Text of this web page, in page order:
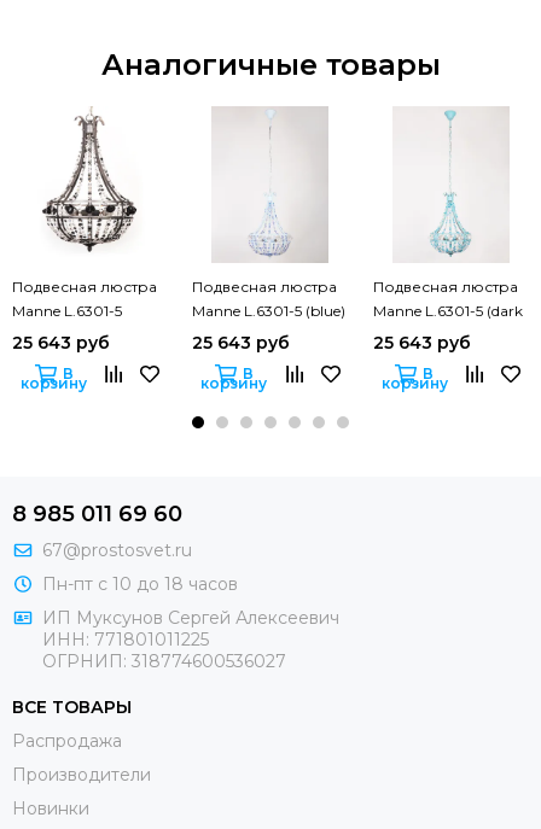
Аналогичные товары
Подвесная люстра
Manne L.6301-5
(black)
25 643 руб
В
корзину
Подвесная люстра
Manne L.6301-5 (blue)
25 643 руб
В
корзину
Подвесная люстра
Manne L.6301-5 (dark
blue)
25 643 руб
В
корзину
8 985 011 69 60
67@prostosvet.ru
Пн-пт с 10 до 18 часов
ИП Муксунов Сергей Алексеевич
ИНН: 771801011225
ОГРНИП: 318774600536027
ВСЕ ТОВАРЫ
Распродажа
Производители
Новинки